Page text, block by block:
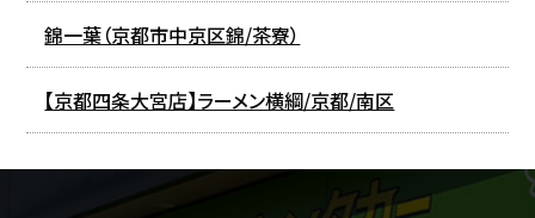
錦一葉（京都市中京区錦/茶寮）
【京都四条大宮店】ラーメン横綱/京都/南区